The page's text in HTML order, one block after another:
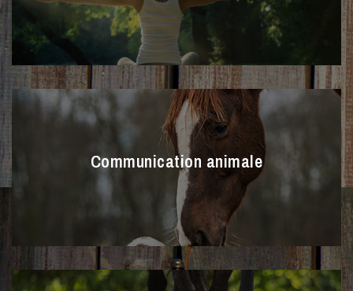
Communication animale